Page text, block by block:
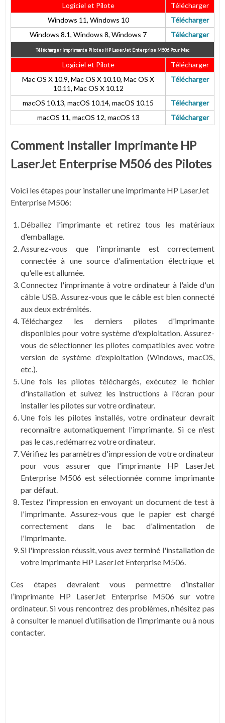
Logiciel et Pilote
Télécharger
Windows 11, Windows 10
Télécharger
Windows 8.1, Windows 8, Windows 7
Télécharger
Télécharger Imprimante Pilotes HP LaserJet Enterprise M506Pour Mac
Logiciel et Pilote
Télécharger
Mac OS X 10.9, Mac OS X 10.10, Mac OS X
10.11, Mac OS X 10.12
Télécharger
macOS 10.13, macOS 10.14, macOS 10.15
Télécharger
macOS 11, macOS 12, macOS 13
Télécharger
Comment Installer Imprimante HP
LaserJet Enterprise M506 des Pilotes
Voici les étapes pour installer une imprimante HP LaserJet
Enterprise M506:
Déballez l'imprimante et retirez tous les matériaux
d'emballage.
Assurez-vous que l'imprimante est correctement
connectée à une source d'alimentation électrique et
qu'elle est allumée.
Connectez l'imprimante à votre ordinateur à l'aide d'un
câble USB. Assurez-vous que le câble est bien connecté
aux deux extrémités.
Téléchargez les derniers pilotes d'imprimante
disponibles pour votre système d'exploitation. Assurez-
vous de sélectionner les pilotes compatibles avec votre
version de système d'exploitation (Windows, macOS,
etc.).
Une fois les pilotes téléchargés, exécutez le fichier
d'installation et suivez les instructions à l'écran pour
installer les pilotes sur votre ordinateur.
Une fois les pilotes installés, votre ordinateur devrait
reconnaître automatiquement l'imprimante. Si ce n'est
pas le cas, redémarrez votre ordinateur.
Vérifiez les paramètres d'impression de votre ordinateur
pour vous assurer que l'imprimante HP LaserJet
Enterprise M506 est sélectionnée comme imprimante
par défaut.
Testez l'impression en envoyant un document de test à
l'imprimante. Assurez-vous que le papier est chargé
correctement dans le bac d'alimentation de
l'imprimante.
Si l'impression réussit, vous avez terminé l'installation de
votre imprimante HP LaserJet Enterprise M506.
Ces étapes devraient vous permettre d’installer
l’imprimante HP LaserJet Enterprise M506 sur votre
ordinateur. Si vous rencontrez des problèmes, n’hésitez pas
à consulter le manuel d’utilisation de l’imprimante ou à nous
contacter.